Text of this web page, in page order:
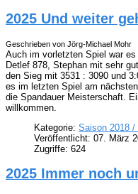
2025 Und weiter
Geschrieben von Jörg-Michael Mohr
Auch im vorletzten Spiel war
Detlef 878, Stephan mit sehr
den Sieg mit 3531 : 3090 und
es im letzten Spiel am
die Spandauer Meisterschaft.
willkommen.
Kategorie: Saison 2018 /
Veröffentlicht: 07. März
Zugriffe: 624
2025 Immer noch